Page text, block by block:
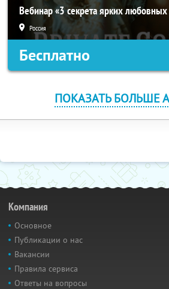
Вебинар «3 секрета ярких
Россия
Бесплатно
ПОКАЗАТЬ БОЛЬШЕ
Компания
Основное
Публикации о нас
Вакансии
Правила сервиса
Ответы на вопросы